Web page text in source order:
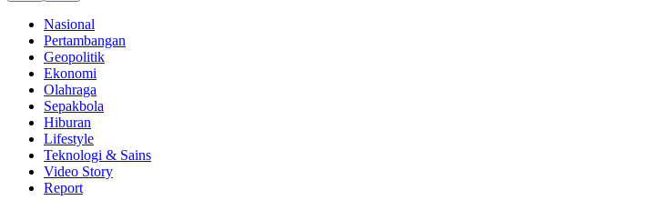
Nasional
Pertambangan
Geopolitik
Ekonomi
Olahraga
Sepakbola
Hiburan
Lifestyle
Teknologi & Sains
Video Story
Report